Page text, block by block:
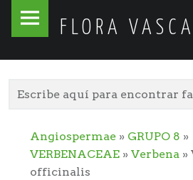
FLORA VASCA
Flora
Skip
Angiospermae» GRUPO 8 »
VERBENACEAE» Verbena»
officinalis